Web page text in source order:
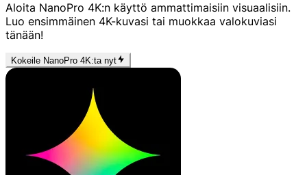
Aloita NanoPro 4K:n käyttö ammattimaisiin visuaalisiin.
Luo ensimmäinen 4K-kuvasi tai muokkaa valokuviasi
tänään!
Kokeile NanoPro 4K:ta nyt